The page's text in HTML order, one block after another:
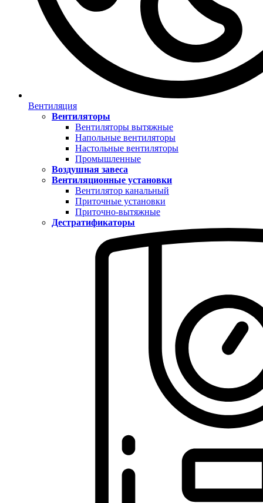
Вентиляция
Вентиляторы
Вентиляторы вытяжные
Напольные вентиляторы
Настольные вентиляторы
Промышленные
Воздушная завеса
Вентиляционные установки
Вентилятор канальный
Приточные установки
Приточно-вытяжные
Дестратификаторы